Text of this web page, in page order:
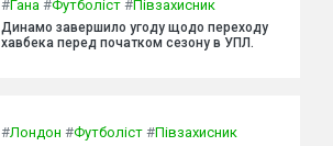
#Гана #Футболіст #Півзахисник
Динамо завершило угоду щодо переходу
хавбека перед початком сезону в УПЛ.
#Лондон #Футболіст #Півзахисник